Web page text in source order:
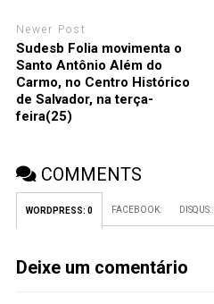
Newer Post
Sudesb Folia movimenta o
Santo Antônio Além do
Carmo, no Centro Histórico
de Salvador, na terça-
feira(25)
COMMENTS
WORDPRESS: 0 FACEBOOK: DISQUS:
Deixe um comentário